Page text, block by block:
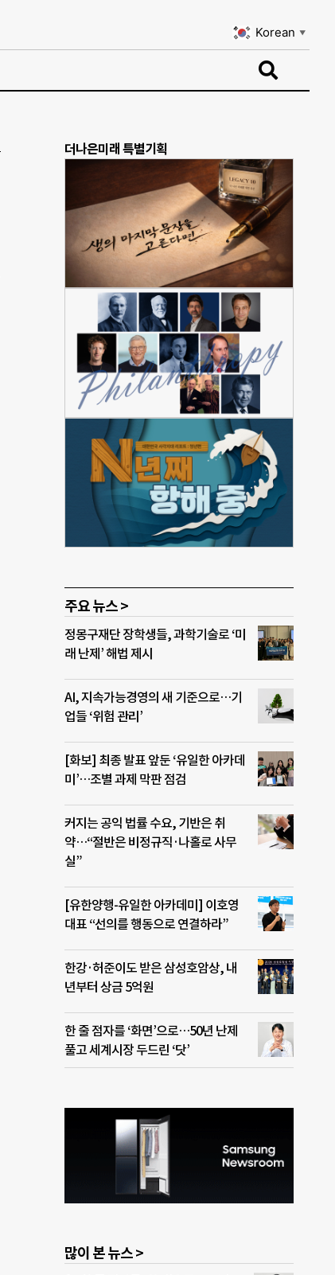
Korean ▼
더나은미래 특별기획
주요 뉴스 >
정몽구재단 장학생들, 과학기술로 ‘미
래 난제’ 해법 제시
AI, 지속가능경영의 새 기준으로…기
업들 ‘위험 관리’
[화보] 최종 발표 앞둔 ‘유일한 아카데
미’…조별 과제 막판 점검
커지는 공익 법률 수요, 기반은 취
약…“절반은 비정규직·나홀로 사무
실”
[유한양행-유일한 아카데미] 이호영
대표 “선의를 행동으로 연결하라”
한강·허준이도 받은 삼성호암상, 내
년부터 상금 5억원
한 줄 점자를 ‘화면’으로…50년 난제
풀고 세계시장 두드린 ‘닷’
많이 본 뉴스 >